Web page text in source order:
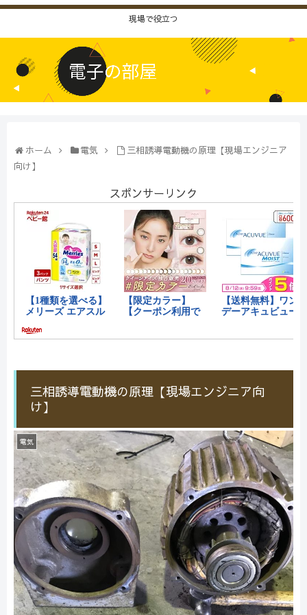
現場で役立つ
ホーム 電気
三相誘導電動機の原理【現場エンジニア
向け】
スポンサーリンク
三相誘導電動機の原理【現場エンジニア向
け】
電気